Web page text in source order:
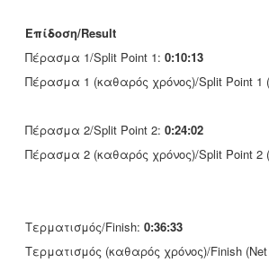
Επίδοση/Result
Πέρασμα 1/Split Point 1: 0:10:13
Πέρασμα 1 (καθαρός χρόνος)/Split Point 1
Πέρασμα 2/Split Point 2: 0:24:02
Πέρασμα 2 (καθαρός χρόνος)/Split Point 2
Τερματισμός/Finish: 0:36:33
Τερματισμός (καθαρός χρόνος)/Finish (Net